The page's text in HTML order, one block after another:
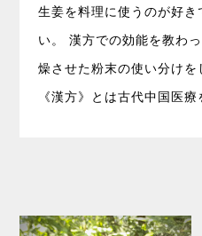
生姜を料理に使うのが好
い。 漢方での効能を教わ
燥させた粉末の使い分けを
《漢方》とは古代中国医